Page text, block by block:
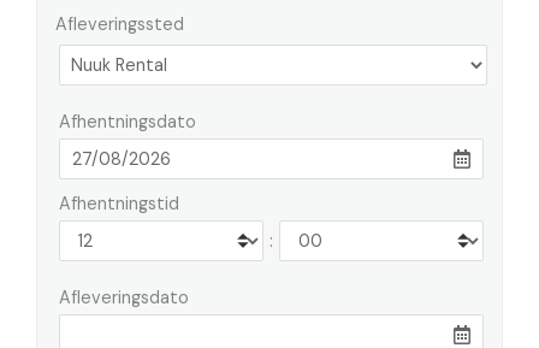
Afleveringssted
Afhentningsdato
Afhentningstid
:
Afleveringsdato